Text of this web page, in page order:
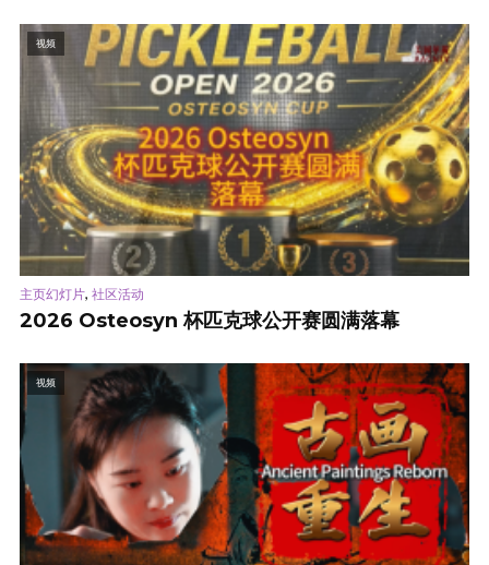
视频
主页幻灯片, 社区活动
2026 Osteosyn 杯匹克球公开赛圆满落幕
视频